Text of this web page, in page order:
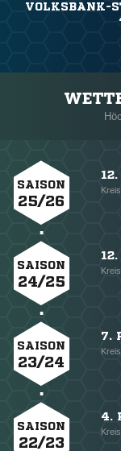
VOLKSBANK-
SAISON
25/26
SAISON
24/25
SAISON
23/24
7.
SAISON
22/23
4.